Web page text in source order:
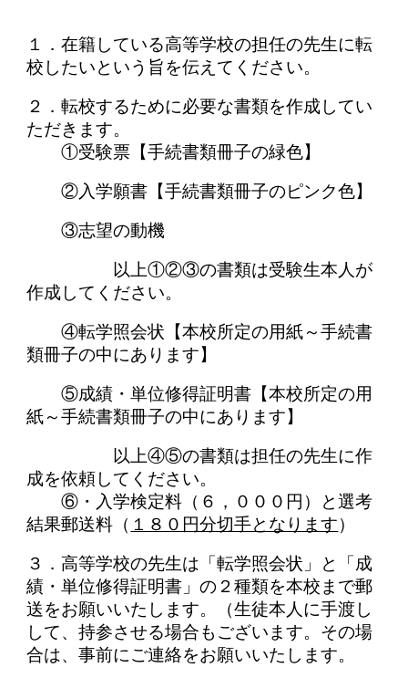
１．在籍している高等学校の担任の先生に転
校したいという旨を伝えてください。
２．転校するために必要な書類を作成してい
ただきます。
①受験票【手続書類冊子の緑色】
②入学願書【手続書類冊子のピンク色】
③志望の動機
以上①②③の書類は受験生本人が
作成してください。
④転学照会状【本校所定の用紙～手続書
類冊子の中にあります】
⑤成績・単位修得証明書【本校所定の用
紙～手続書類冊子の中にあります】
以上④⑤の書類は担任の先生に作
成を依頼してください。
⑥・入学検定料（６，０００円）と選考
結果郵送料（ １８０円分切手となります）
３．高等学校の先生は「転学照会状」と「成
績・単位修得証明書」の２種類を本校まで郵
送をお願いいたします。（生徒本人に手渡し
して、持参させる場合もございます。その場
合は、事前にご連絡をお願いいたします。